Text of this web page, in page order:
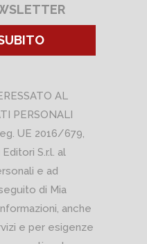
AL
PERSONALI
UE 2016/679,
S.r.l. al
e ad
di Mia
anche
e per esigenze